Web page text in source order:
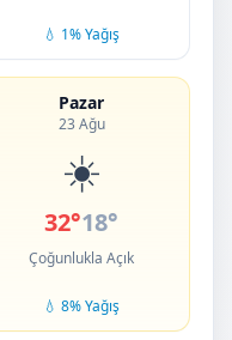
💧 1% Yağış
Pazar
23 Ağu
☀️
32°18°
Çoğunlukla Açık
💧 8% Yağış